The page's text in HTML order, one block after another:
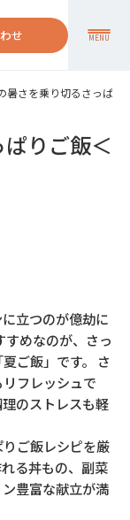
せ MENU
暑さを乗り切るさっぱり
りご飯＜
立つのが億劫に
めなのが、さっ
ご飯」です。 さ
フレッシュで
のストレスも軽
ご飯レシピを厳
る丼もの、副菜
豊富な献立が満